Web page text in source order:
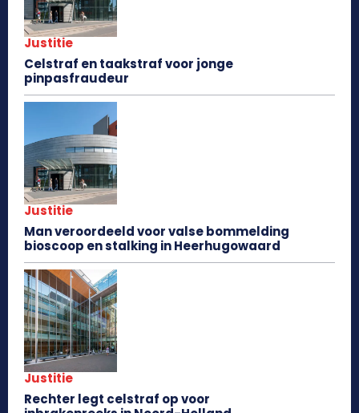
Justitie
Celstraf en taakstraf voor jonge
pinpasfraudeur
Justitie
Man veroordeeld voor valse bommelding
bioscoop en stalking in Heerhugowaard
Justitie
Rechter legt celstraf op voor